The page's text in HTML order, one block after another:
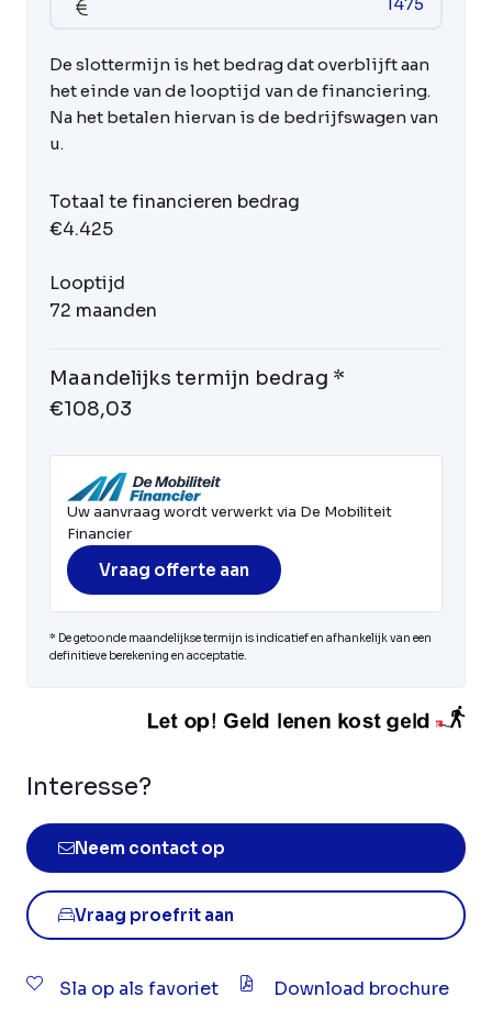
De slottermijn is het bedrag dat overblijft aan
het einde van de looptijd van de financiering.
Na het betalen hiervan is de bedrijfswagen van
u.
Totaal te financieren bedrag
€4.425
Looptijd
72 maanden
Maandelijks termijn bedrag *
€108,03
Uw aanvraag wordt verwerkt via De Mobiliteit
Financier
Vraag offerte aan
* De getoonde maandelijkse termijn is indicatief en afhankelijk van een
definitieve berekening en acceptatie.
Interesse?
Neem contact op
Vraag proefrit aan
Sla op als favoriet Download brochure